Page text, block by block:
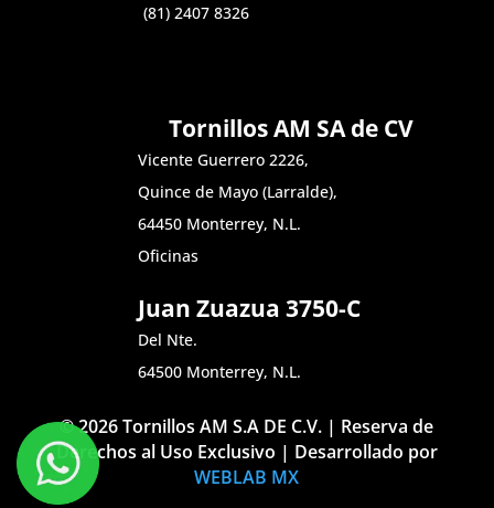
(81) 2407 8326
Tornillos AM SA de CV
Vicente Guerrero 2226,
Quince de Mayo (Larralde),
64450 Monterrey, N.L.
Oficinas
Juan Zuazua 3750-C
Del Nte.
64500 Monterrey, N.L.
© 2026 Tornillos AM S.A DE C.V. | Reserva de
Derechos al Uso Exclusivo | Desarrollado por
WEBLAB MX